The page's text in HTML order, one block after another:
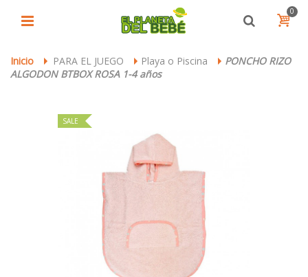
0
Inicio > PARA EL JUEGO > Playa o Piscina > PONCHO RIZO
ALGODON BTBOX ROSA 1-4 años
SALE